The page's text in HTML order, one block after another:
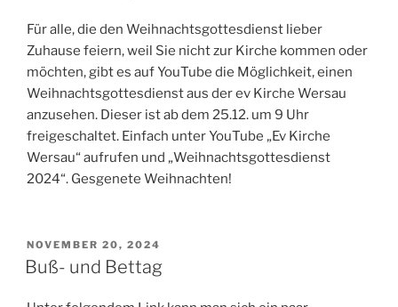
Für alle, die den Weihnachtsgottesdienst lieber
Zuhause feiern, weil Sie nicht zur Kirche kommen oder
möchten, gibt es auf YouTube die Möglichkeit, einen
Weihnachtsgottesdienst aus der ev Kirche Wersau
anzusehen. Dieser ist ab dem 25.12. um 9 Uhr
freigeschaltet. Einfach unter YouTube „Ev Kirche
Wersau“ aufrufen und „Weihnachtsgottesdienst
2024“. Gesgenete Weihnachten!
VERÖFFENTLICHT
AM
NOVEMBER 20, 2024
Buß- und Bettag